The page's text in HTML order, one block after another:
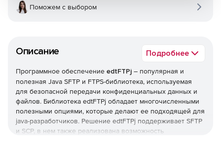
Описание Подробнее
Программное обеспечение edtFTPj – популярная и
полезная Java SFTP и FTPS-библиотека, используемая
для безопасной передачи конфиденциальных данных и
файлов. Библиотека edtFTPj обладает многочисленными
полезными опциями, которые делают ее подходящей для
java-разработчиков. Решение edtFTPj поддерживает SFTP
и SCP, в нем также реализована возможность
Поможем с выбором